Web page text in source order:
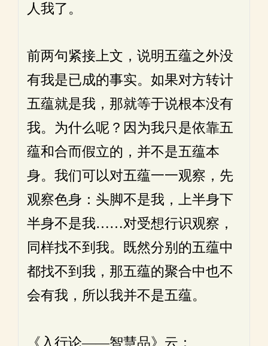
人我了。
前两句紧接上文，说明五蕴之外没
有我是已成的事实。如果对方转计
五蕴就是我，那就等于说根本没有
我。为什么呢？因为我只是依靠五
蕴和合而假立的，并不是五蕴本
身。我们可以对五蕴一一观察，先
观察色身：头脚不是我，上半身下
半身不是我……对受想行识观察，
同样找不到我。既然分别的五蕴中
都找不到我，那五蕴的聚合中也不
会有我，所以我并不是五蕴。
《入行论——智慧品》云：